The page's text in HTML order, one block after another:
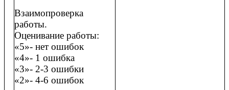
Взаимопроверка
работы.
Оценивание работы:
«5»- нет ошибок
«4»- 1 ошибка
«3»- 2-3 ошибки
«2»- 4-6 ошибок